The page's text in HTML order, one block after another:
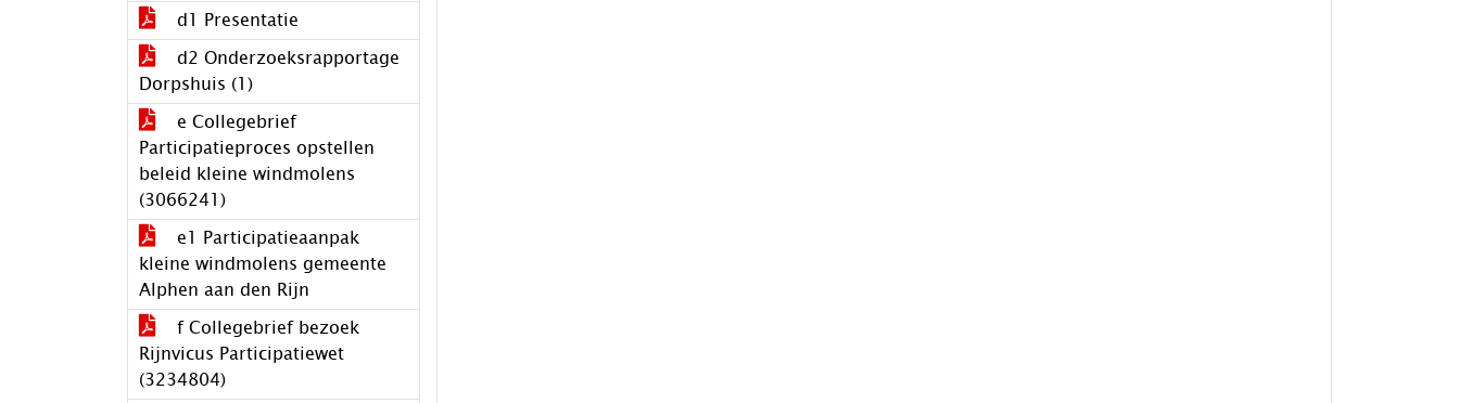
d1 Presentatie
d2 Onderzoeksrapportage
Dorpshuis (1)
e Collegebrief
Participatieproces opstellen
beleid kleine windmolens
(3066241)
e1 Participatieaanpak
kleine windmolens gemeente
Alphen aan den Rijn
f Collegebrief bezoek
Rijnvicus Participatiewet
(3234804)